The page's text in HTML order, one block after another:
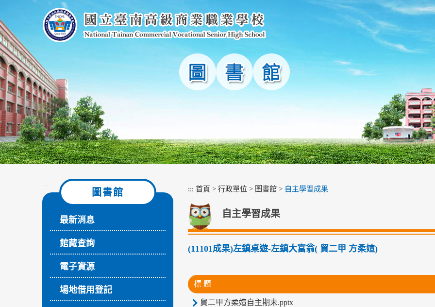
主
要
內
容
區
塊
:::
圖書館
最新消息
館藏查詢
電子資源
場地借用登記
::: 首頁 > 行政單位 > 圖書館 > 自主學習成果
自主學習成果
(11101成果)左鎮桌遊-左鎮大富翁( 貿二甲 方柔媗)
標 題
貿二甲方柔媗自主期末.pptx